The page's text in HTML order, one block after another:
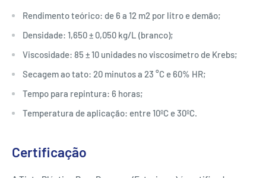
Rendimento teórico: de 6 a 12 m2 por litro e demão;
Densidade: 1,650 ± 0,050 kg/L (branco);
Viscosidade: 85 ± 10 unidades no viscosímetro de Krebs;
Secagem ao tato: 20 minutos a 23 °C e 60% HR;
Tempo para repintura: 6 horas;
Temperatura de aplicação: entre 10ºC e 30ºC.
Certificação